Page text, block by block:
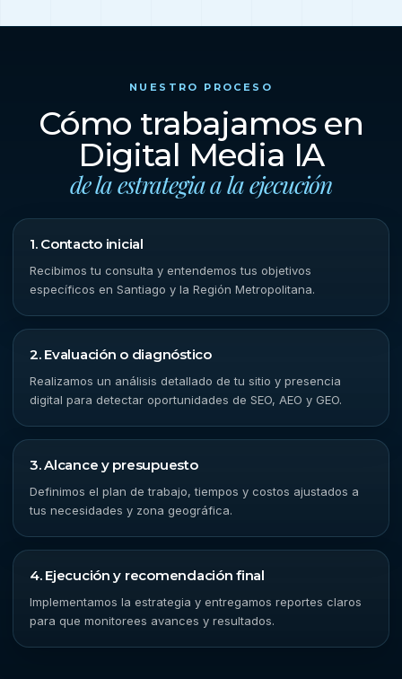
NUESTRO PROCESO
Cómo trabajamos en
Digital Media IA
de la estrategia a la ejecución
1. Contacto inicial
Recibimos tu consulta y entendemos tus objetivos
específicos en Santiago y la Región Metropolitana.
2. Evaluación o diagnóstico
Realizamos un análisis detallado de tu sitio y presencia
digital para detectar oportunidades de SEO, AEO y GEO.
3. Alcance y presupuesto
Definimos el plan de trabajo, tiempos y costos ajustados a
tus necesidades y zona geográfica.
4. Ejecución y recomendación final
Implementamos la estrategia y entregamos reportes claros
para que monitorees avances y resultados.